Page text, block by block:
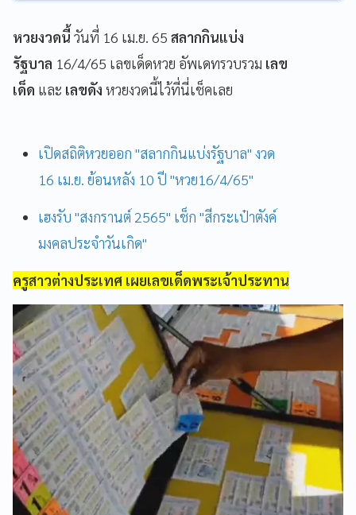
หวยงวดนี้ วันที่ 16 เม.ย. 65 สลากกินแบ่ง
รัฐบาล 16/4/65 เลขเด็ดหวย อัพเดทรวบรวม เลข
เด็ด และ เลขดัง หวยงวดนี้ไว้ที่นี่เช็คเลย
เปิดสถิติหวยออก "สลากกินแบ่งรัฐบาล" งวด
16 เม.ย. ย้อนหลัง 10 ปี "หวย16/4/65"
เฮงรับ "สงกรานต์ 2565" เช็ก "สีกระเป๋าตังค์
มงคลประจำวันเกิด"
ครูสาวต่างประเทศ เผยเลขเด็ดพระเจ้าประทาน